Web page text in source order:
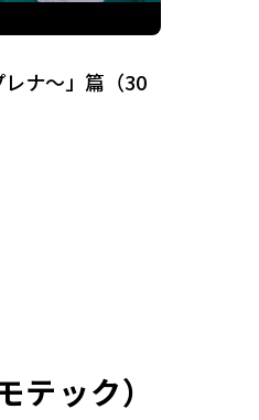
レナ～」篇（30
テック）